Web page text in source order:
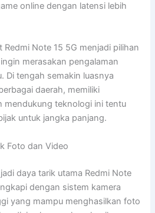
online dengan latensi lebih
Redmi Note 15 5G menjadi pilihan
merasakan pengalaman
Di tengah semakin luasnya
daerah, memiliki
mendukung teknologi ini tentu
untuk jangka panjang.
Foto dan Video
daya tarik utama Redmi Note
dengan sistem kamera
yang mampu menghasilkan foto